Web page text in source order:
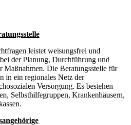
leistet weisungsfrei und
der Planung, Durchführung und
Maßnahmen. Die Beratungsstelle für
in ein regionales Netz der
Versorgung. Es bestehen
Selbsthilfegruppen, Krankenhäusern,